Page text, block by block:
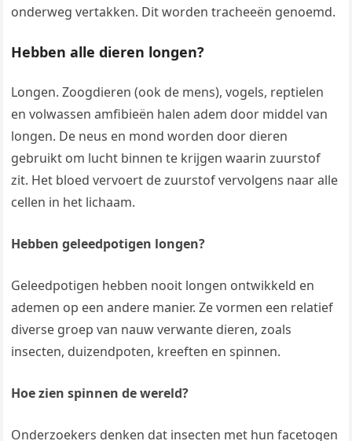
onderweg vertakken. Dit worden tracheeën genoemd.
Hebben alle dieren longen?
Longen. Zoogdieren (ook de mens), vogels, reptielen
en volwassen amfibieën halen adem door middel van
longen. De neus en mond worden door dieren
gebruikt om lucht binnen te krijgen waarin zuurstof
zit. Het bloed vervoert de zuurstof vervolgens naar alle
cellen in het lichaam.
Hebben geleedpotigen longen?
Geleedpotigen hebben nooit longen ontwikkeld en
ademen op een andere manier. Ze vormen een relatief
diverse groep van nauw verwante dieren, zoals
insecten, duizendpoten, kreeften en spinnen.
Hoe zien spinnen de wereld?
Onderzoekers denken dat insecten met hun facetogen